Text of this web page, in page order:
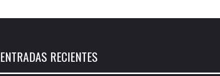
ENTRADAS RECIENTES